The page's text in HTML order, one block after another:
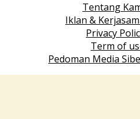
Tentang
Iklan &
Privacy
Term of
Pedoman Media